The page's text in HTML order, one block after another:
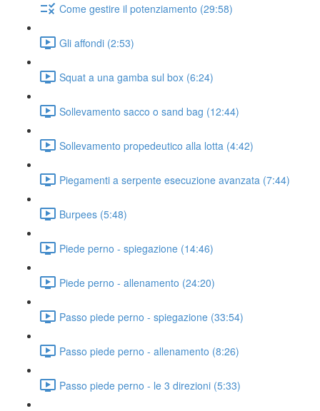
Come gestire il potenziamento (29:58)
Gli affondi (2:53)
Squat a una gamba sul box (6:24)
Sollevamento sacco o sand bag (12:44)
Sollevamento propedeutico alla lotta (4:42)
Piegamenti a serpente esecuzione avanzata (7:44)
Burpees (5:48)
Piede perno - spiegazione (14:46)
Piede perno - allenamento (24:20)
Passo piede perno - spiegazione (33:54)
Passo piede perno - allenamento (8:26)
Passo piede perno - le 3 direzioni (5:33)